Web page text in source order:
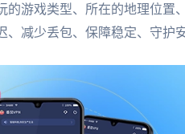
游戏类型、所在的地理位置
减少丢包、保障稳定、守护安